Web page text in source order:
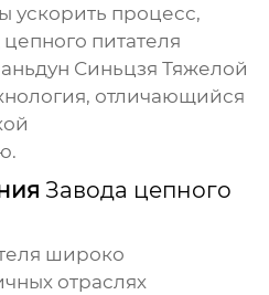
ускорить процесс,
цепного питателя
Синьцзя Тяжелой
, отличающийся
Завода цепного
широко
отраслях